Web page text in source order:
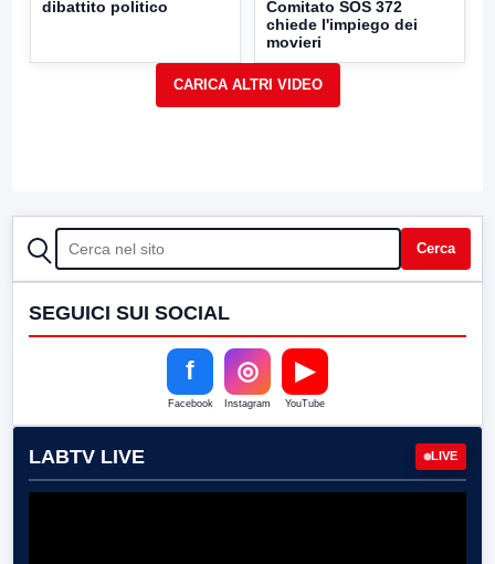
dibattito politico
Comitato SOS 372
chiede l'impiego dei
movieri
CERCA Cerca
SEGUICI SUI SOCIAL
f
Facebook
◎
Instagram
▶
YouTube
LABTV LIVE LIVE